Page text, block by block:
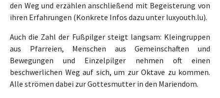
den Weg und erzählen anschließend mit Begeisterung von
ihren Erfahrungen (Konkrete Infos dazu unter luxyouth.lu).
Auch die Zahl der Fußpilger steigt langsam: Kleingruppen
aus Pfarreien, Menschen aus Gemeinschaften und
Bewegungen und Einzelpilger nehmen oft einen
beschwerlichen Weg auf sich, um zur Oktave zu kommen.
Alle strömen dabei zur Gottesmutter in den Mariendom.